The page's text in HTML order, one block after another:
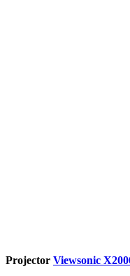
Projector Viewsonic